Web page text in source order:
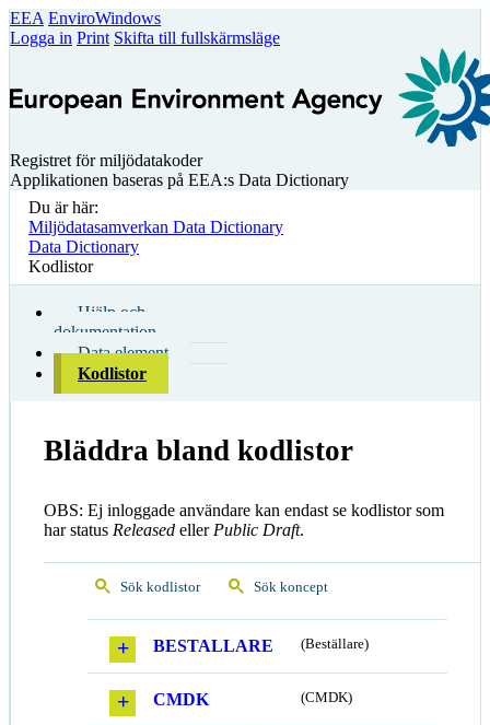
EEA EnviroWindows
Logga in Print Skifta till fullskärmsläge
Registret för miljödatakoder
Applikationen baseras på EEA:s Data Dictionary
Du är här:
Miljödatasamverkan Data Dictionary
Data Dictionary
Kodlistor
Hjälp och
dokumentation
Data element
Kodlistor
Bläddra bland kodlistor
OBS: Ej inloggade användare kan endast se kodlistor som
har status Released eller Public Draft.
Sök kodlistor Sök koncept
BESTALLARE (Beställare)
CMDK (CMDK)